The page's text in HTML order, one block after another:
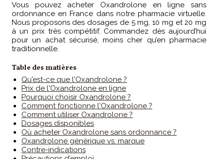
Vous pouvez acheter Oxandrolone en ligne sans
ordonnance en France dans notre pharmacie virtuelle.
Nous proposons des dosages de 5 mg, 10 mg et 20 mg
à un prix très compétitif. Commandez dès aujourd’hui
pour un achat sécurisé, moins cher qu’en pharmacie
traditionnelle.
Table des matières
Qu'est-ce que l'Oxandrolone ?
Prix de l'Oxandrolone en ligne
Pourquoi choisir Oxandrolone ?
Comment fonctionne l'Oxandrolone ?
Comment utiliser Oxandrolone ?
Dosages disponibles
Où acheter Oxandrolone sans ordonnance ?
Oxandrolone générique vs. marque
Contre-indications